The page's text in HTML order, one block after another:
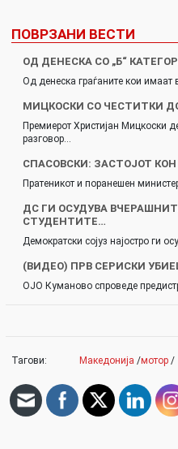
ПОВРЗАНИ ВЕСТИ
ОД ДЕНЕСКА СО „Б“
Од денеска граѓаните кои имаат
МИЦКОСКИ СО ЧЕСТИТКИ
Премиерот Христијан Мицкоски
разговор…
СПАСОВСКИ: ЗАСТОЈОТ
Пратеникот и поранешен
ДС ГИ ОСУДУВА
СТУДЕНТИТЕ…
Демократски сојуз најостро ги
(ВИДЕО) ПРВ СЕРИСКИ
ОЈО Куманово спроведе
Тагови: Македонија /мотор /